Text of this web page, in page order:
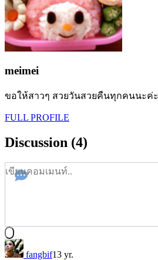
meimei
ขอให้สาวๆ สวยวันสวยคืนทุกคนนะค่ะ
FULL PROFILE
Discussion (4)
fangbif13 yr.